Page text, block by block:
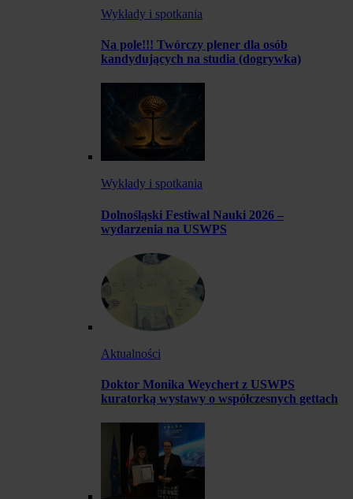
Wykłady i spotkania
Na pole!!! Twórczy plener dla osób
kandydujących na studia (dogrywka)
Wykłady i spotkania
Dolnośląski Festiwal Nauki 2026 –
wydarzenia na USWPS
Aktualności
Doktor Monika Weychert z USWPS
kuratorką wystawy o współczesnych gettach